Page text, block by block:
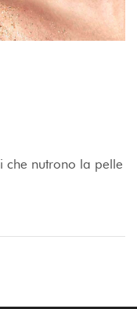
che nutrono la pelle